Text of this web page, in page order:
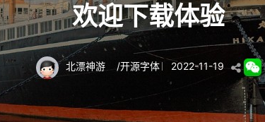
欢迎下载体验
北漂神游 /开源字体 2022-11-19